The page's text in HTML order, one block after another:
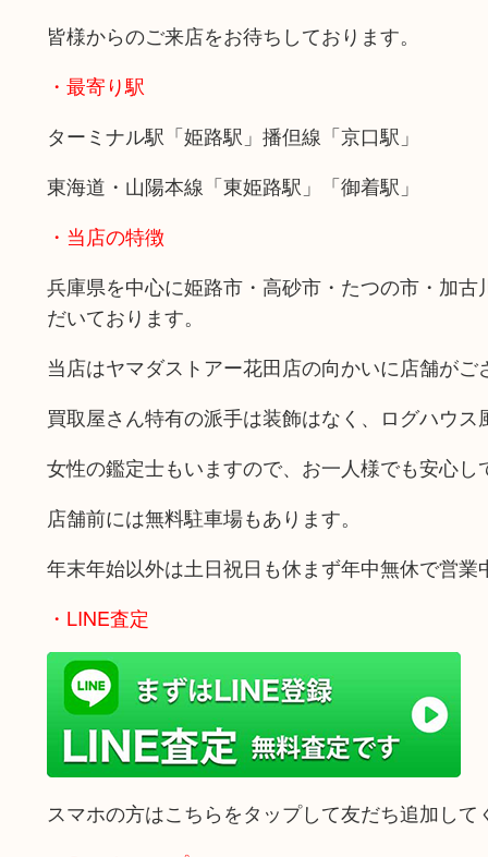
皆様からのご来店をお待ちしております。
・最寄り駅
ターミナル駅「姫路駅」播但線「京口駅」
東海道・山陽本線「東姫路駅」「御着駅」
・当店の特徴
兵庫県を中心に姫路市・高砂市・たつの市・加
だいております。
当店はヤマダストアー花田店の向かいに店舗がご
買取屋さん特有の派手は装飾はなく、ログハウス
女性の鑑定士もいますので、お一人様でも安心し
店舗前には無料駐車場もあります。
年末年始以外は土日祝日も休まず年中無休で営業
・LINE査定
スマホの方はこちらをタップして友だち追加して